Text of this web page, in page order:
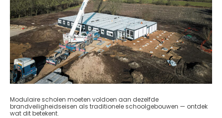
Modulaire scholen moeten voldoen aan dezelfde
brandveiligheidseisen als traditionele schoolgebouwen — ontdek
wat dit betekent.